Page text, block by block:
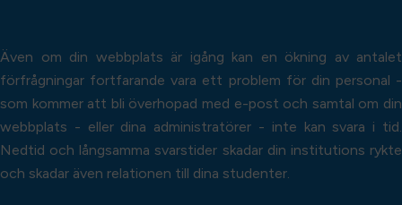
Även om din webbplats är igång kan en ökning av antalet
förfrågningar fortfarande vara ett problem för din personal -
som kommer att bli överhopad med e-post och samtal om din
webbplats - eller dina administratörer - inte kan svara i tid.
Nedtid och långsamma svarstider skadar din institutions rykte
och skadar även relationen till dina studenter.